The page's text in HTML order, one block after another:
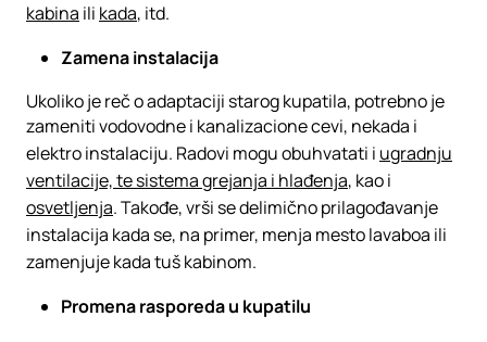
kabina ili kada, itd.
Zamena instalacija
Ukoliko je reč o adaptaciji starog kupatila, potrebno je
zameniti vodovodne i kanalizacione cevi, nekada i
elektro instalaciju. Radovi mogu obuhvatati i ugradnju
ventilacije, te sistema grejanja i hlađenja, kao i
osvetljenja. Takođe, vrši se delimično prilagođavanje
instalacija kada se, na primer, menja mesto lavaboa ili
zamenjuje kada tuš kabinom.
Promena rasporeda u kupatilu